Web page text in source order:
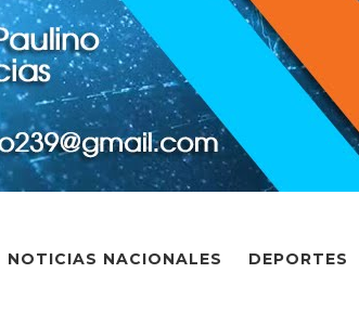
NOTICIAS NACIONALES DEPORTES